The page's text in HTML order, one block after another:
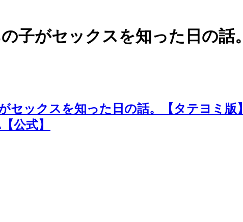
子がセックスを知った日の話。
セックスを知った日の話。【タテヨミ版】
公式】